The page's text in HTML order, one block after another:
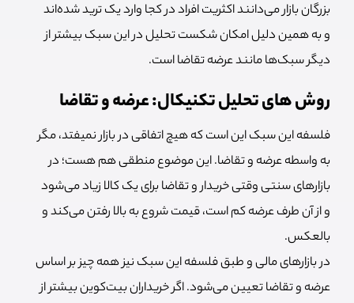
بزرگان بازار می‌دانند اکثریت افراد در کجا وارد یک ترید شده‌اند
و به همین دلیل امکان شکست تحلیل در این سبک بیشتر از
دیگر سبک‌ها مانند عرضه تقاضا است.
روش های تحلیل تکنیکال: عرضه و تقاضا
فلسفه این سبک این است که هیچ اتفاقی در بازار نمیفتد، مگر
به واسطه عرضه و تقاضا. این موضوع منطقی هم هست؛ در
بازارهای سنتی وقتی خریدار و تقاضا برای یک کالا زیاد می‌شود
و از آن طرف عرضه کم است، قیمت شروع به بالا رفتن می‌کند و
بالعکس.
در بازارهای مالی و طبق فلسفه این سبک نیز همه چیز بر اساس
عرضه و تقاضا تعیین می‌شود. اگر خریداران بیت‌کوین بیشتر از